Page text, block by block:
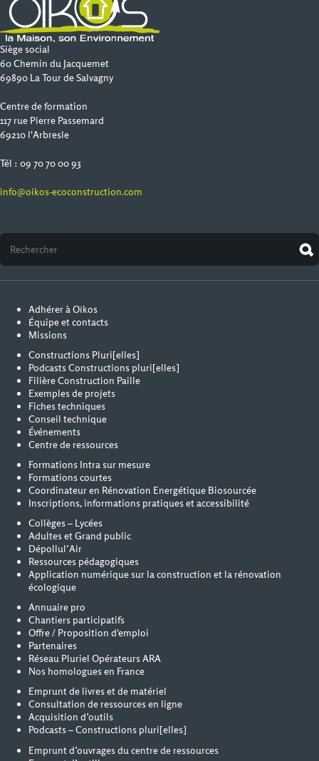
Siège social
60 Chemin du Jacquemet
69890 La Tour de Salvagny
Centre de formation
117 rue Pierre Passemard
69210 l'Arbresle
Tél : 09 70 70 00 93
info@oikos-ecoconstruction.com
Adhérer à Oïkos
Équipe et contacts
Missions
Constructions Pluri[elles]
Podcasts Constructions pluri[elles]
Filière Construction Paille
Exemples de projets
Fiches techniques
Conseil technique
Événements
Centre de ressources
Formations Intra sur mesure
Formations courtes
Coordinateur en Rénovation Energétique Biosourcée
Inscriptions, informations pratiques et accessibilité
Collèges – Lycées
Adultes et Grand public
Dépollul’Air
Ressources pédagogiques
Application numérique sur la construction et la rénovation
écologique
Annuaire pro
Chantiers participatifs
Offre / Proposition d'emploi
Partenaires
Réseau Pluriel Opérateurs ARA
Nos homologues en France
Emprunt de livres et de matériel
Consultation de ressources en ligne
Acquisition d’outils
Podcasts – Constructions pluri[elles]
Emprunt d’ouvrages du centre de ressources